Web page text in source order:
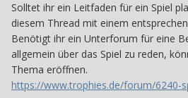
Solltet ihr ein Leitfaden für ein Spiel
diesem Thread mit einem
Benötigt ihr ein Unterforum für eine
allgemein über das Spiel zu reden,
Thema eröffnen.
https://www.trophies.de/forum/6240-